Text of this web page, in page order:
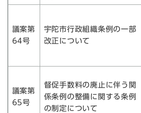
議案第
64号
宇陀市行政組織条例の一部
改正について
議案第
65号
督促手数料の廃止に伴う関
係条例の整備に関する条例
の制定について